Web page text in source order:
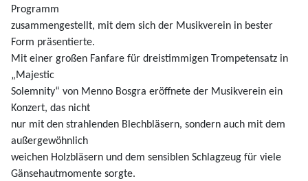
Programm
zusammengestellt, mit dem sich der Musikverein in bester
Form präsentierte.
Mit einer großen Fanfare für dreistimmigen Trompetensatz in
„Majestic
Solemnity“ von Menno Bosgra eröffnete der Musikverein ein
Konzert, das nicht
nur mit den strahlenden Blechbläsern, sondern auch mit dem
außergewöhnlich
weichen Holzbläsern und dem sensiblen Schlagzeug für viele
Gänsehautmomente sorgte.